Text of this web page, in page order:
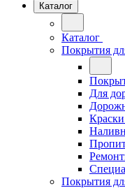
Каталог
Каталог
Покрытия
Для
Краски
Покрытия